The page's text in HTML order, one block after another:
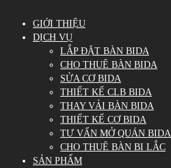
GIỚI THIỆU
DỊCH VỤ
LẮP ĐẶT BÀN BIDA
CHO THUÊ BÀN BIDA
SỬA CƠ BIDA
THIẾT KẾ CLB BIDA
THAY VẢI BÀN BIDA
THIẾT KẾ CƠ BIDA
TƯ VẤN MỞ QUÁN BIDA
CHO THUÊ BÀN BI LẮC
SẢN PHẨM